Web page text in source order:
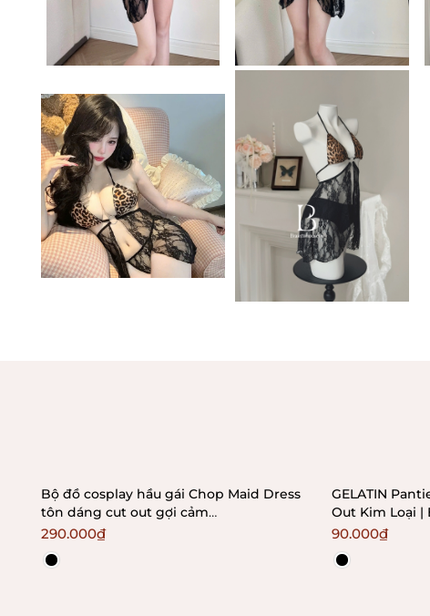
Bộ đồ cosplay hầu gái Chop Maid Dress
tôn dáng cut out gợi cảm
Bralettehousevn
290.000₫
GELATIN
Out Kim Loại |
90.000₫